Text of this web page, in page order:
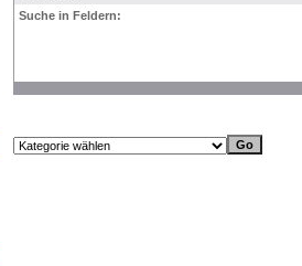
Suche in Feldern: